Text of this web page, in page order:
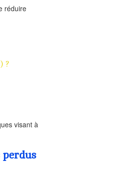
réduire
?
visant à
perdus